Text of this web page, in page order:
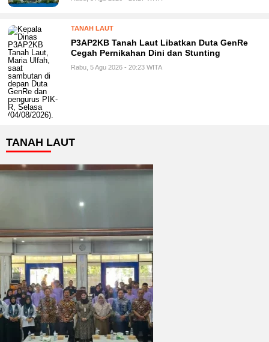
TANAH LAUT
P3AP2KB Tanah Laut Libatkan Duta GenRe
Cegah Pernikahan Dini dan Stunting
Rabu, 5 Agu 2026 - 20:23 WITA
TANAH LAUT